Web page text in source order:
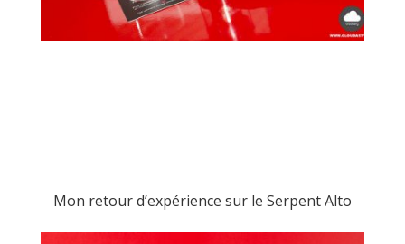
Mon retour d’expérience sur le Serpent Alto